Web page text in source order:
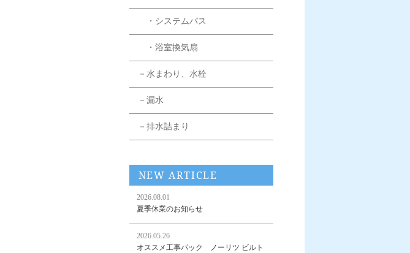
・システムバス
・浴室換気扇
－水まわり、水栓
－漏水
－排水詰まり
NEW ARTICLE
2026.08.01
夏季休業のお知らせ
2026.05.26
オススメ工事パック ノーリツ ビルト